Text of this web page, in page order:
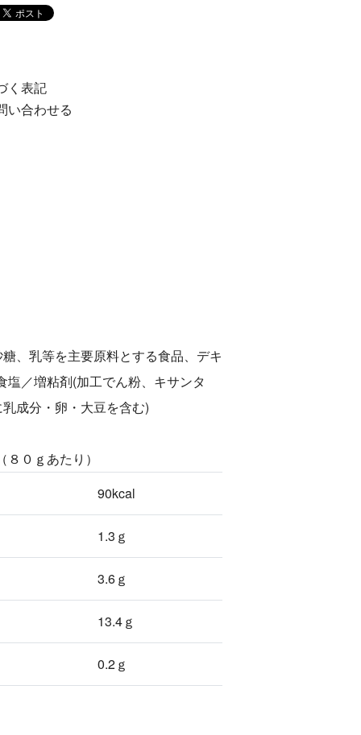
く表記
い合わせる
、乳等を主要原料とする食品、デキ
塩／増粘剤(加工でん粉、キサンタ
成分・卵・大豆を含む)
８０ｇあたり）
90kcal
1.3ｇ
3.6ｇ
13.4ｇ
0.2ｇ